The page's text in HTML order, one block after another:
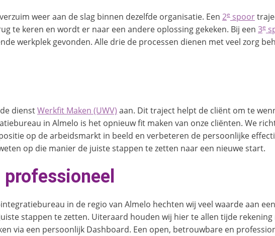
weer aan de slag binnen dezelfde organisatie. Een 2e spoor
te keren en wordt er naar een andere oplossing gekeken. Bij een 3e
werkplek gevonden. Alle drie de processen dienen met veel zorg
dienstWerkfit Maken (UWV) aan. Dit traject helpt de cliënt om te
in Almelo is het opnieuw fit maken van onze cliënten. We
op de arbeidsmarkt in beeld en verbeteren de persoonlijke
op die manier de juiste stappen te zetten naar een nieuwe start.
in de regio van Almelo hechten wij veel waarde aan
stappen te zetten. Uiteraard houden wij hier te allen tijde rekening
via een persoonlijk Dashboard. Een open, betrouwbare en